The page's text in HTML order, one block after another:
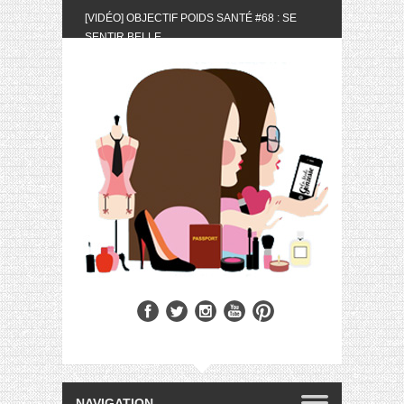
[VIDÉO] OBJECTIF POIDS SANTÉ #68 : SE
SENTIR BELLE
MOIS DE MAI 2024
[VIDÉO] UNBOXING : LES MY LITTLE &
BIOTYFULL BOX DU MOIS DE MAI 2024 FEAT.
AKILA
[VIDÉO] LA SÉLECTION DU MOIS #AVRIL2024
[VIDÉO] QUITOQUE #10 : MEAL PREP &
CONVIVIALITÉ
[VIDÉO] UNBOXING : LES MY LITTLE &
BIOTYFULL BOX DU MOIS D’AVRIL 2024
FEAT. AKILA
[VIDÉO] OBJECTIF POIDS SANTÉ #67 : L’AVIS
[VIDÉO] UNBOXING : LES MY LITTLE &
[VIDÉO] LA SÉLECTION DU MOIS
#JANVIER2024